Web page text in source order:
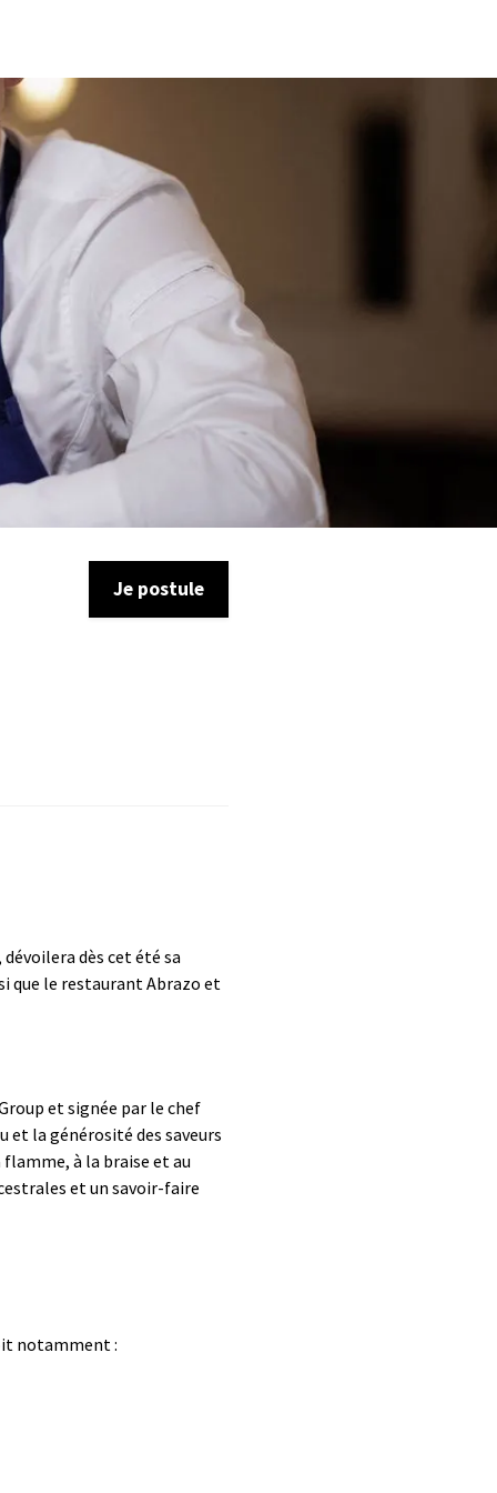
Je postule
dès cet été sa
que le restaurant Abrazo et
et signée par le chef
et la générosité des saveurs
à la braise et au
et un savoir-faire
notamment :